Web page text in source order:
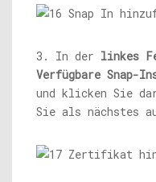
3. In der linkes
Verfügbare Snap-
und klicken Sie
Sie als nächstes